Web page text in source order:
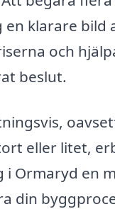
en klarare bild
och
beslut.
eller litet,
i Ormaryd en
din